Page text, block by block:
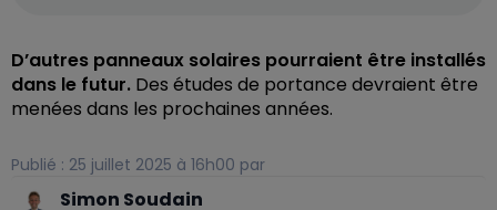
D’autres panneaux solaires pourraient être installés
dans le futur. Des études de portance devraient être
menées dans les prochaines années.
Publié : 25 juillet 2025 à 16h00 par
Simon Soudain